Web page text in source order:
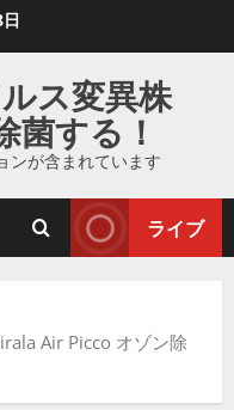
ス変異株
菌する！
ンが含まれています
ライブ
Air Picco オゾン除